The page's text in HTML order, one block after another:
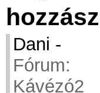
Dani -
Fórum:
Kávézó2